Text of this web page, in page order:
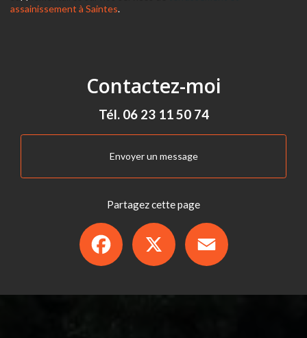
assainissement à Saintes.
Contactez-moi
Tél. 06 23 11 50 74
Envoyer un message
Partagez cette page
Facebook